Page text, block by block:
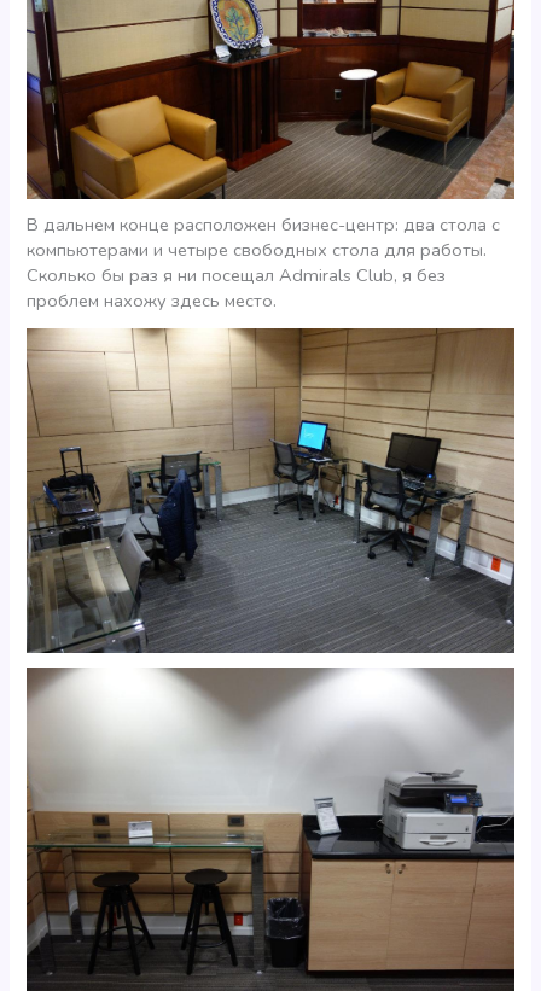
В дальнем конце расположен бизнес-центр: два стола с
компьютерами и четыре свободных стола для работы.
Сколько бы раз я ни посещал Admirals Club, я без
проблем нахожу здесь место.